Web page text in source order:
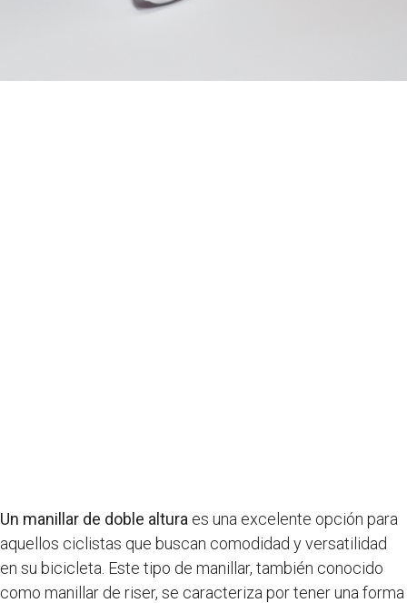
Un manillar de doble altura es una excelente opción para
aquellos ciclistas que buscan comodidad y versatilidad
en su bicicleta. Este tipo de manillar, también conocido
como manillar de riser, se caracteriza por tener una forma